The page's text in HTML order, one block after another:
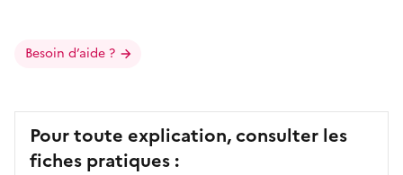
Besoin d’aide ?
Pour toute explication, consulter les
fiches pratiques :